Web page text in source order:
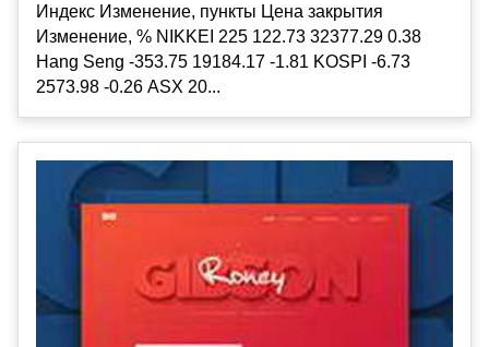
Индекс Изменение, пункты Цена закрытия
Изменение, % NIKKEI 225 122.73 32377.29 0.38
Hang Seng -353.75 19184.17 -1.81 KOSPI -6.73
2573.98 -0.26 ASX 20...